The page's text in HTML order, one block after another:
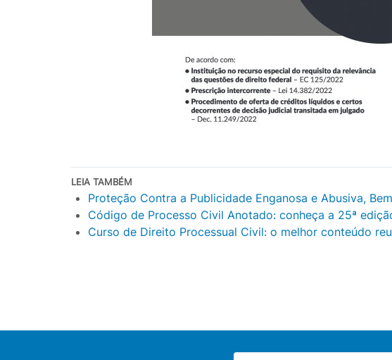
LEIA TAMBÉM
Proteção Contra a Publicidade Enganosa e Abusiva,
Código de Processo Civil Anotado: conheça a 25ª
Curso de Direito Processual Civil: o melhor conteúdo